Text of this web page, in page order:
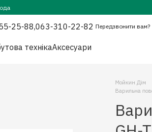
25-88,063-310-22-82 Передзвонити вам?
технікаАксесуари
Мойкин Дім
Варильна